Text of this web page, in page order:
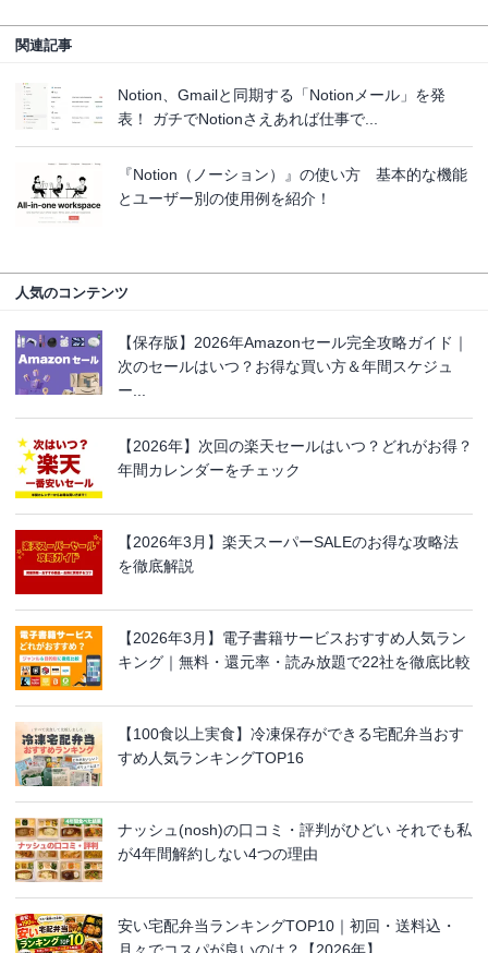
関連記事
Notion、Gmailと同期する「Notionメール」を発
表！ ガチでNotionさえあれば仕事で...
『Notion（ノーション）』の使い方 基本的な機能
とユーザー別の使用例を紹介！
人気のコンテンツ
【保存版】2026年Amazonセール完全攻略ガイド｜
次のセールはいつ？お得な買い方＆年間スケジュ
ー...
【2026年】次回の楽天セールはいつ？どれがお得？
年間カレンダーをチェック
【2026年3月】楽天スーパーSALEのお得な攻略法
を徹底解説
【2026年3月】電子書籍サービスおすすめ人気ラン
キング｜無料・還元率・読み放題で22社を徹底比較
【100食以上実食】冷凍保存ができる宅配弁当おす
すめ人気ランキングTOP16
ナッシュ(nosh)の口コミ・評判がひどい それでも私
が4年間解約しない4つの理由
安い宅配弁当ランキングTOP10｜初回・送料込・